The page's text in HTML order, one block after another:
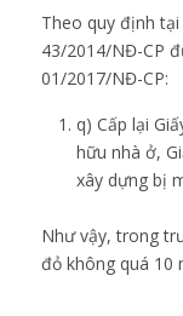
Theo quy định
43/2014/NĐ-CP
01/2017/NĐ-CP:
q) Cấp lại
hữu nhà ở,
xây dựng bị
Như vậy, trong
đỏ không quá 10